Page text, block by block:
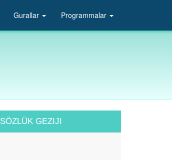
Gurallar Programmalar
SÖZLÜK GEZIJI